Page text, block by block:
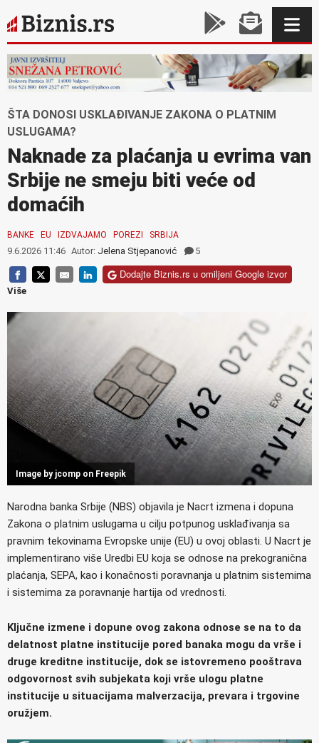
ŠTA DONOSI USKLAĐIVANJE ZAKONA O PLATNIM
USLUGAMA?
Naknade za plaćanja u evrima van
Srbije ne smeju biti veće od
domaćih
BANKE EU IZDVAJAMO POREZI SRBIJA
9.6.2026 11:46 Autor: Jelena Stjepanović 5
Dodajte Biznis.rs u omiljeni Google izvor
Više
Image by jcomp on Freepik
Narodna banka Srbije (NBS) objavila je Nacrt izmena i dopuna
Zakona o platnim uslugama u cilju potpunog usklađivanja sa
pravnim tekovinama Evropske unije (EU) u ovoj oblasti. U Nacrt je
implementirano više Uredbi EU koja se odnose na prekogranična
plaćanja, SEPA, kao i konačnosti poravnanja u platnim sistemima
i sistemima za poravnanje hartija od vrednosti.
Ključne izmene i dopune ovog zakona odnose se na to da
delatnost platne institucije pored banaka mogu da vrše i
druge kreditne institucije, dok se istovremeno pooštrava
odgovornost svih subjekata koji vrše ulogu platne
institucije u situacijama malverzacija, prevara i trgovine
oružjem.